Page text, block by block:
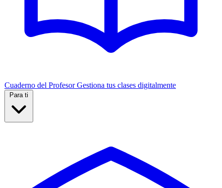
Cuaderno del Profesor Gestiona tus clases digitalmente